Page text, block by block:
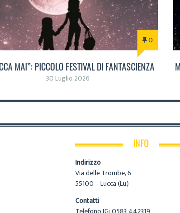
0
MAI”: PICCOLO FESTIVAL DI FANTASCIENZA
30 Luglio 2026
INFO
Indirizzo
Via delle Trombe, 6
55100 – Lucca (Lu)
Contatti